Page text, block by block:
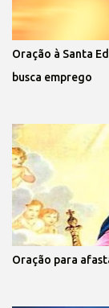
Oração à Santa
busca emprego
Oração para